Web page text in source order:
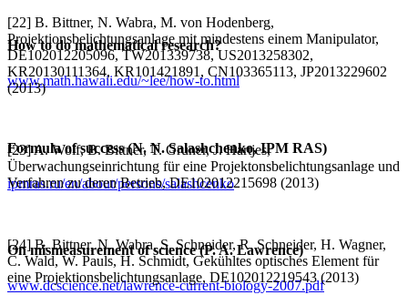
How to do mathematical research?
www.math.hawaii.edu/~lee/how-to.html
Formula of success (N. N. Salashchenko, IPM RAS)
ipmras.ru/en/about/persons/salashcenko
On mismeasurement of science (P. A. Lawrence)
www.dcscience.net/lawrence-current-biology-2007.pdf
[22] B. Bittner, N. Wabra, M. von Hodenberg,
Projektionsbelichtungsanlage mit mindestens einem Manipulator,
DE102012205096, TW201339738, US2013258302,
KR20130111364, KR101421891, CN103365113, JP2013229602
(2013)
[23] A. Wolf, B. Bittner, T. Gruner, J. Hartjes,
Überwachungseinrichtung für eine Projektonsbelichtungsanlage und
Verfahren zu deren Betrieb, DE102012215698 (2013)
[24] B. Bittner, N. Wabra, S. Schneider, R. Schneider, H. Wagner,
C. Wald, W. Pauls, H. Schmidt, Gekühltes optisches Element für
eine Projektionsbelichtungsanlage, DE102012219543 (2013)